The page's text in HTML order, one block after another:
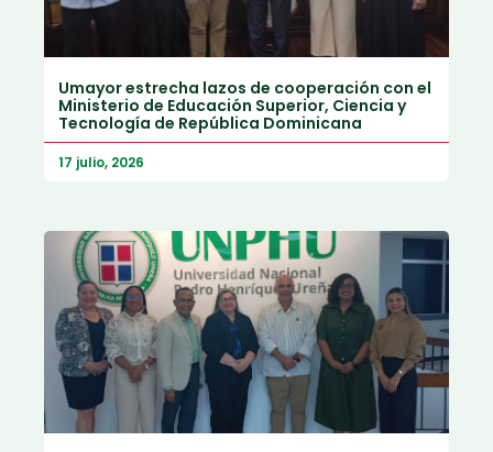
Umayor estrecha lazos de cooperación con el
Ministerio de Educación Superior, Ciencia y
Tecnología de República Dominicana
17 julio, 2026